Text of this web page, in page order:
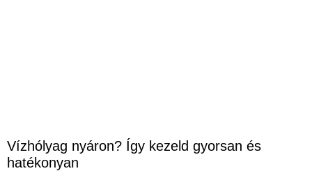
Vízhólyag nyáron? Így kezeld gyorsan és
hatékonyan